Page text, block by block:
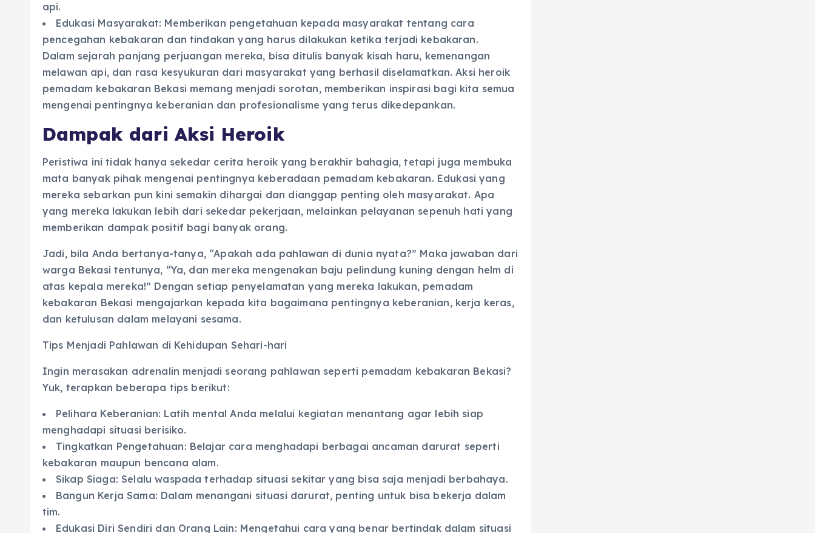
api.
Edukasi Masyarakat: Memberikan pengetahuan kepada masyarakat tentang cara
pencegahan kebakaran dan tindakan yang harus dilakukan ketika terjadi kebakaran.
Dalam sejarah panjang perjuangan mereka, bisa ditulis banyak kisah haru, kemenangan
melawan api, dan rasa kesyukuran dari masyarakat yang berhasil diselamatkan. Aksi heroik
pemadam kebakaran Bekasi memang menjadi sorotan, memberikan inspirasi bagi kita semua
mengenai pentingnya keberanian dan profesionalisme yang terus dikedepankan.
Dampak dari Aksi Heroik
Peristiwa ini tidak hanya sekedar cerita heroik yang berakhir bahagia, tetapi juga membuka
mata banyak pihak mengenai pentingnya keberadaan pemadam kebakaran. Edukasi yang
mereka sebarkan pun kini semakin dihargai dan dianggap penting oleh masyarakat. Apa
yang mereka lakukan lebih dari sekedar pekerjaan, melainkan pelayanan sepenuh hati yang
memberikan dampak positif bagi banyak orang.
Jadi, bila Anda bertanya-tanya, “Apakah ada pahlawan di dunia nyata?” Maka jawaban dari
warga Bekasi tentunya, “Ya, dan mereka mengenakan baju pelindung kuning dengan helm di
atas kepala mereka!” Dengan setiap penyelamatan yang mereka lakukan, pemadam
kebakaran Bekasi mengajarkan kepada kita bagaimana pentingnya keberanian, kerja keras,
dan ketulusan dalam melayani sesama.
Tips Menjadi Pahlawan di Kehidupan Sehari-hari
Ingin merasakan adrenalin menjadi seorang pahlawan seperti pemadam kebakaran Bekasi?
Yuk, terapkan beberapa tips berikut:
Pelihara Keberanian: Latih mental Anda melalui kegiatan menantang agar lebih siap
menghadapi situasi berisiko.
Tingkatkan Pengetahuan: Belajar cara menghadapi berbagai ancaman darurat seperti
kebakaran maupun bencana alam.
Sikap Siaga: Selalu waspada terhadap situasi sekitar yang bisa saja menjadi berbahaya.
Bangun Kerja Sama: Dalam menangani situasi darurat, penting untuk bisa bekerja dalam
tim.
Edukasi Diri Sendiri dan Orang Lain: Mengetahui cara yang benar bertindak dalam situasi